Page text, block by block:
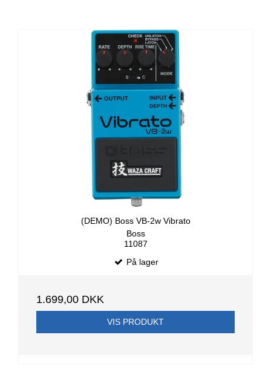
(DEMO) Boss VB-2w Vibrato
Boss
11087
På lager
1.699,00 DKK
VIS PRODUKT